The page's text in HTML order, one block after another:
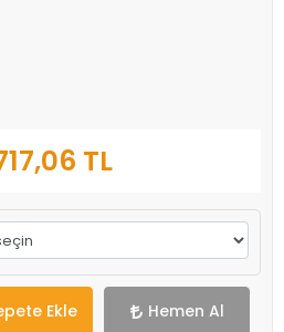
TL
Ekle Hemen Al